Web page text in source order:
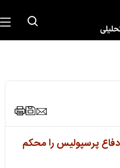
دفاع پرسپولیس را محکم